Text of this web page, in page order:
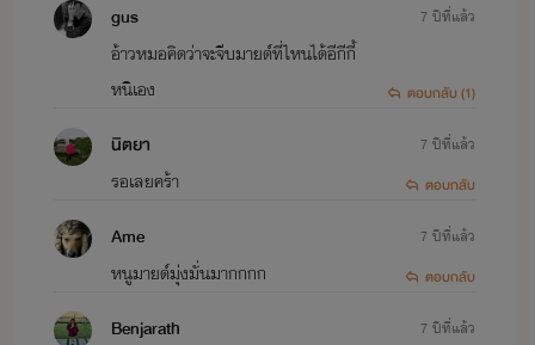
gus
อ้าวหมอคิดว่าจะจีบมายด์ที่ไหนได้อีกีกี้
หนิเอง
7 ปีที่แล้ว
ตอบกลับ (1)
นิตยา
รอเลยคร้า
7 ปีที่แล้ว
ตอบกลับ
Ame
หนูมายด์มุ่งมั่นมากกกก
7 ปีที่แล้ว
ตอบกลับ
Benjarath
7 ปีที่แล้ว